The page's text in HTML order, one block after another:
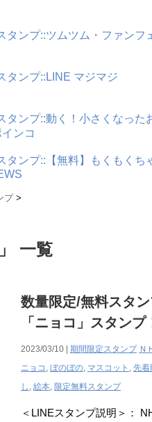
タンプ::ツムツム・ファンフ
タンプ::LINE マジマジ
タンプ::動く！小さくなった
ンコ
タンプ::【無料】もくもくち
プ >
一覧
数量限定/無料スタ
「ニョコ」スタンプ
2023/03/10 | 期間限定スタンプ Ｎ
ニョコ , ぼのぼの, マスコット , 先着
し , 絵本, 限定無料スタンプ
＜LINEスタンプ説明＞：